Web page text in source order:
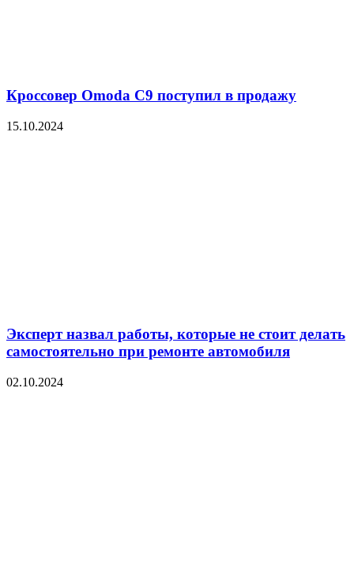
Кроссовер Omoda C9 поступил в продажу
15.10.2024
Эксперт назвал работы, которые не стоит делать
самостоятельно при ремонте автомобиля
02.10.2024